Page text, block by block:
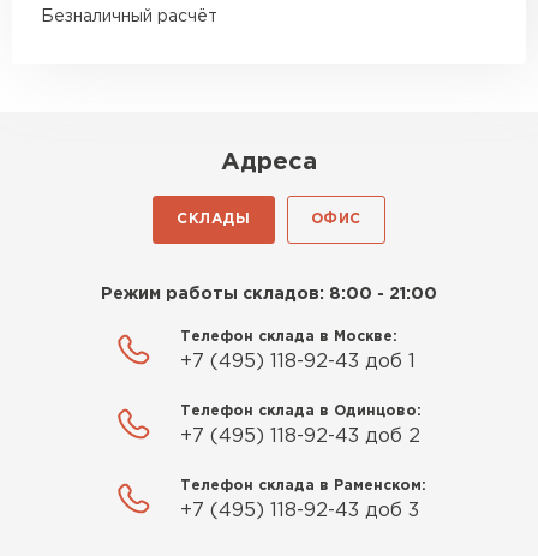
Безналичный расчёт
Адреса
СКЛАДЫ ОФИС
Режим работы складов: 8:00 - 21:00
Телефон склада в Москве:
+7 (495) 118-92-43 доб 1
Телефон склада в Одинцово:
+7 (495) 118-92-43 доб 2
Телефон склада в Раменском:
+7 (495) 118-92-43 доб 3